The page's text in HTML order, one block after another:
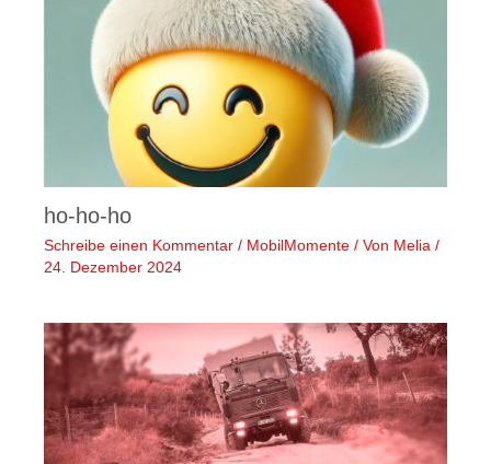
ho-ho-ho
Schreibe einen Kommentar / MobilMomente / Von Melia /
24. Dezember 2024